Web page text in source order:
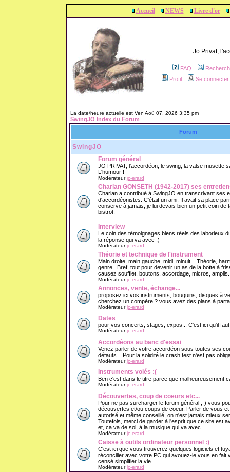
Accueil NEWS Livre d'or
Jo Privat,
FAQ
Profil
Se
La date/heure actuelle est Ven Aoû 07, 2026 3:35 pm
SwingJO Index du Forum
Forum
SwingJO
Forum général
JO PRIVAT, l'accordéon, le swing, la valse musette
L'humour !
Modérateurjc-erard
Charlan GONSETH (1942-2017) ses
Charlan a contribué à SwingJO en transcrivant ses
d'accordéonistes. C'était un ami. Il avait sa place
conserve à jamais, je lui devais bien un petit coin de
bistrot.
Interview
Le coin des témoignages biens réels des laborieux
la réponse qui va avec :)
Modérateurjc-erard
Théorie et technique de l'instrument
Main droite, main gauche, midi, minuit... Théorie,
genre...Bref, tout pour devenir un as de la boîte à
causez soufflet, boutons, accordage, micros,
Modérateurjc-erard
Annonces, vente, échange...
proposez ici vos instruments, bouquins, disques à
cherchez un compère ? vous avez des plans à
Modérateurjc-erard
Dates
pour vos concerts, stages, expos... C'est ici qu'il
Modérateurjc-erard
Accordéons au banc d'essai
Venez parler de votre accordéon sous toutes ses
défauts... Pour la solidité le crash test n'est pas
Modérateurjc-erard
Instruments volés :(
Ben c'est dans le titre parce que malheureusement
Modérateurjc-erard
Découvertes, coup de coeurs etc...
Pour ne pas surcharger le forum général ;-) vous
découvertes et/ou coups de coeur. Parler de vous
autorisé et même conseillé, on n'est jamais mieux
Toutefois, merci de garder à l'esprit que ce site est
et, ca va de soi, à la musique qui va avec.
Modérateurjc-erard
Caisse à outils ordinateur personnel :)
C'est ici que vous trouverez quelques logiciels et
réconcilier avec votre PC qui avouez-le vous en fait
censé simplifier la vie...
Modérateurjc-erard